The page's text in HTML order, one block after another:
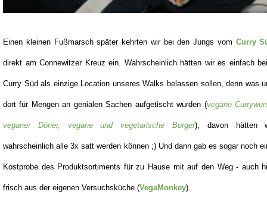
Einen kleinen Fußmarsch später kehrten wir bei den Jungs vom Curry
direkt am Connewitzer Kreuz ein. Wahrscheinlich hätten wir es einfach
Curry Süd als einzige Location unseres Walks belassen sollen, denn was
dort für Mengen an genialen Sachen aufgetischt wurden (vegane
veganer Döner, vegane und vegetarische Burger), davon hätten
wahrscheinlich alle 3x satt werden können ;) Und dann gab es sogar noch
Kostprobe des Produktsortiments für zu Hause mit auf den Weg - auch
frisch aus der eigenen Versuchsküche (VegaMonkey).